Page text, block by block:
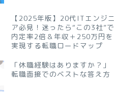
【2025年版】20代ITエンジニ
ア必見！迷ったら“この3社”で
内定率2倍＆年収＋250万円を
実現する転職ロードマップ
「休職経験はありますか？」
転職面接でのベストな答え方